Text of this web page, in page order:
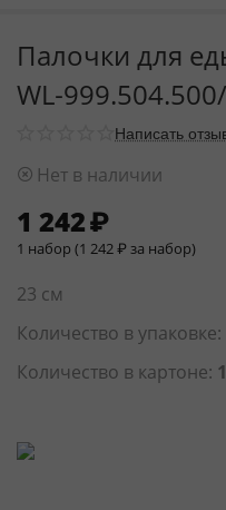
Палочки для
Написать
Нет в наличии
1 242₽
1 набор (1 242₽за набор)
23 см
Количество в упаковке:
Количество в картоне: